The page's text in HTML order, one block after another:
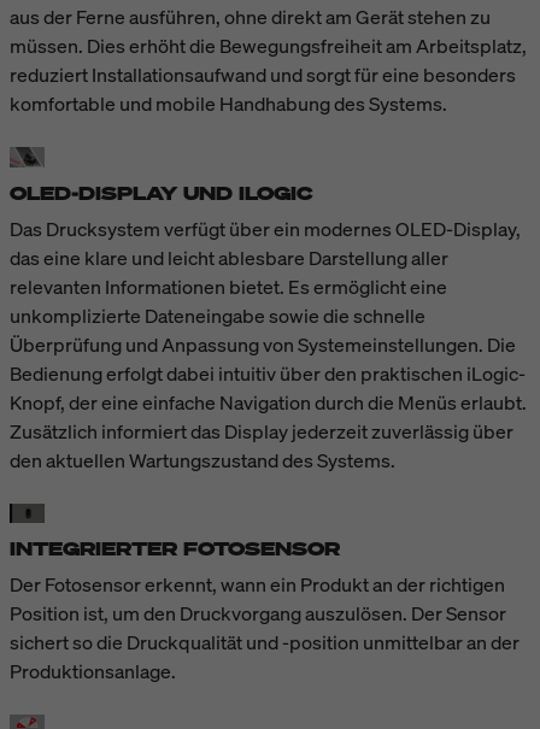
aus der Ferne ausführen, ohne direkt am Gerät stehen zu
müssen. Dies erhöht die Bewegungsfreiheit am Arbeitsplatz,
reduziert Installationsaufwand und sorgt für eine besonders
komfortable und mobile Handhabung des Systems.
OLED-DISPLAY UND ILOGIC
Das Drucksystem verfügt über ein modernes OLED-Display,
das eine klare und leicht ablesbare Darstellung aller
relevanten Informationen bietet. Es ermöglicht eine
unkomplizierte Dateneingabe sowie die schnelle
Überprüfung und Anpassung von Systemeinstellungen. Die
Bedienung erfolgt dabei intuitiv über den praktischen iLogic-
Knopf, der eine einfache Navigation durch die Menüs erlaubt.
Zusätzlich informiert das Display jederzeit zuverlässig über
den aktuellen Wartungszustand des Systems.
INTEGRIERTER FOTOSENSOR
Der Fotosensor erkennt, wann ein Produkt an der richtigen
Position ist, um den Druckvorgang auszulösen. Der Sensor
sichert so die Druckqualität und -position unmittelbar an der
Produktionsanlage.